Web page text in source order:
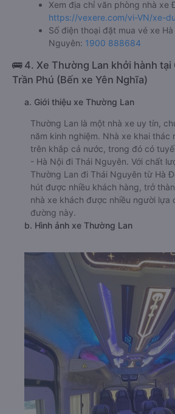
Xem địa chỉ văn phòng nhà xe
https://vexere.com/vi-VN/xe-
Số điện thoại đặt mua vé xe
Nguyên: 1900 888684
🚌 4. Xe Thường Lan khởi hành
Trần Phú (Bến xe Yên Nghĩa)
a. Giới thiệu xe Thường Lan
Thường Lan là một nhà xe uy tín,
năm kinh nghiệm. Nhà xe khai thác
trên khắp cả nước, trong đó có
- Hà Nội đi Thái Nguyên. Với chất
Thường Lan đi Thái Nguyên từ Hà
hút được nhiều khách hàng, trở
nhà xe khách được nhiều người lựa
đường này.
b. Hình ảnh xe Thường Lan